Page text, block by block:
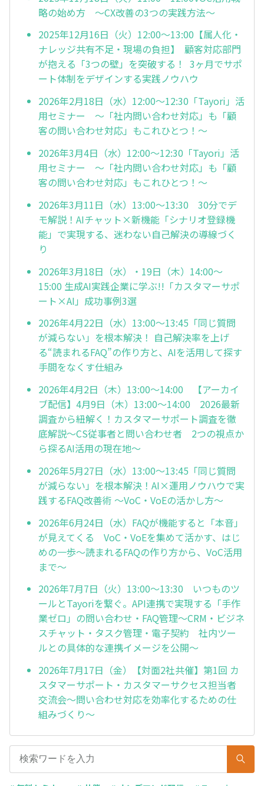
略の始め方 ～CX改善の3つの実践方法～
2025年12月16日（火）12:00～13:00【属人化・
ナレッジ共有不足・現場の負担】 顧客対応部門
が抱える「3つの壁」を突破する！ 3ヶ月でサポ
ート体制をデザインする実践ノウハウ
2026年2月18日（水）12:00～12:30「Tayori」活
用セミナー ～「社内問い合わせ対応」も「顧
客の問い合わせ対応」もこれひとつ！～
2026年3月4日（水）12:00～12:30「Tayori」活
用セミナー ～「社内問い合わせ対応」も「顧
客の問い合わせ対応」もこれひとつ！～
2026年3月11日（水）13:00～13:30 30分でデ
モ解説！AIチャット×新機能「シナリオ登録機
能」で実現する、迷わない自己解決の導線づく
り
2026年3月18日（水）・19日（木）14:00～
15:00 生成AI実践企業に学ぶ!!「カスタマーサポ
ート×AI」成功事例3選
2026年4月22日（水）13:00～13:45「同じ質問
が減らない」を根本解決！ 自己解決率を上げ
る“読まれるFAQ”の作り方と、AIを活用して探す
手間をなくす仕組み
2026年4月2日（木）13:00～14:00 【アーカイ
ブ配信】4月9日（木）13:00～14:00 2026最新
調査から紐解く！カスタマーサポート調査を徹
底解説～CS従事者と問い合わせ者 2つの視点か
ら探るAI活用の現在地～
2026年5月27日（水）13:00～13:45「同じ質問
が減らない」を根本解決！AI×運用ノウハウで実
践するFAQ改善術 ～VoC・VoEの活かし方～
2026年6月24日（水）FAQが機能すると「本音」
が見えてくる VoC・VoEを集めて活かす、はじ
めの一歩～読まれるFAQの作り方から、VoC活用
まで～
2026年7月7日（火）13:00～13:30 いつものツ
ールとTayoriを繋ぐ。API連携で実現する「手作
業ゼロ」の問い合わせ・FAQ管理～CRM・ビジネ
スチャット・タスク管理・電子契約 社内ツー
ルとの具体的な連携イメージを公開～
2026年7月17日（金）【対面2社共催】第1回 カ
スタマーサポート・カスタマーサクセス担当者
交流会～問い合わせ対応を効率化するための仕
組みづくり～